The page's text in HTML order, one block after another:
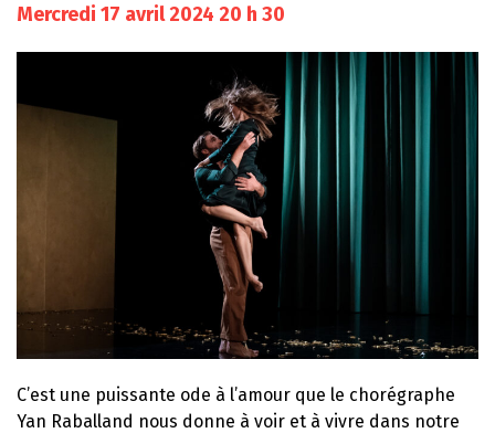
Mercredi 17 avril 2024 20 h 30
C’est une puissante ode à l’amour que le chorégraphe
Yan Raballand nous donne à voir et à vivre dans notre